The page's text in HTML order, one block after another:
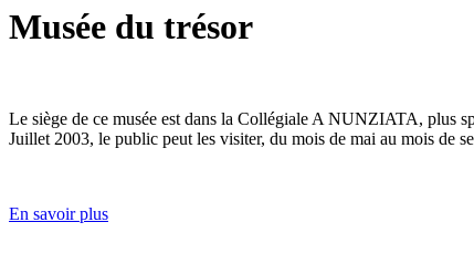
Musée du trésor
Le siège de ce musée est dans la Collégiale A NUNZIATA, plus
Juillet 2003, le public peut les visiter, du mois de mai au mois de
En savoir plus